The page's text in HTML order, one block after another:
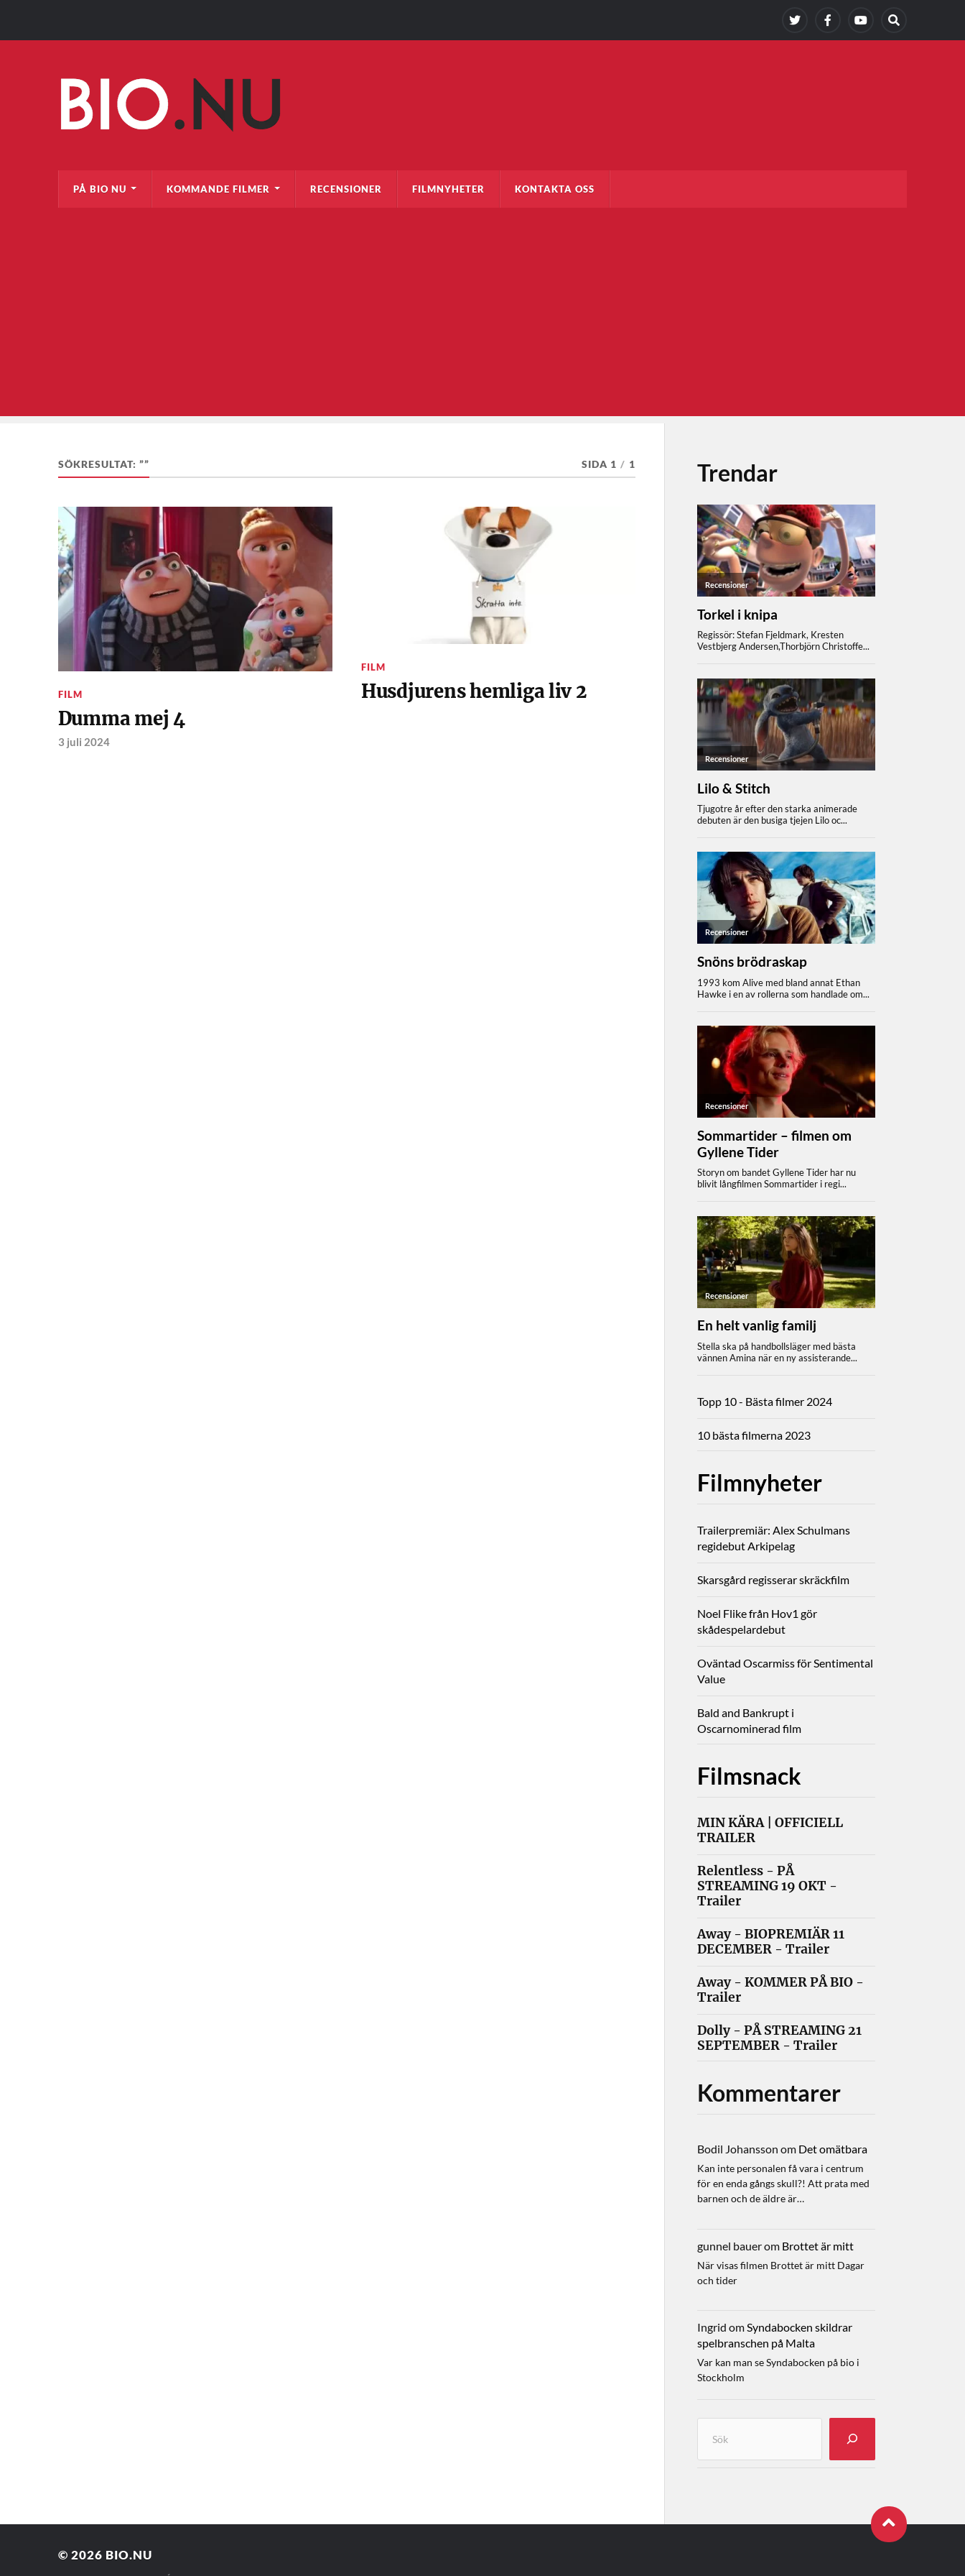
PÅ BIO NU KOMMANDE FILMER RECENSIONER FILMNYHETER KONTAKTA OSS
SÖKRESULTAT: ”” SIDA 1 / 1
FILM
Dumma mej 4
3 juli 2024
FILM
Husdjurens hemliga liv 2
Trendar
Topp 10 - Bästa filmer 2024
10 bästa filmerna 2023
Filmnyheter
Trailerpremiär: Alex Schulmans
regidebut Arkipelag
Skarsgård regisserar skräckfilm
Noel Flike från Hov1 gör
skådespelardebut
Oväntad Oscarmiss för Sentimental
Value
Bald and Bankrupt i
Oscarnominerad film
Filmsnack
MIN KÄRA | OFFICIELL
TRAILER
Relentless - PÅ
STREAMING 19 OKT -
Trailer
Away - BIOPREMIÄR 11
DECEMBER - Trailer
Away - KOMMER PÅ BIO -
Trailer
Dolly - PÅ STREAMING 21
SEPTEMBER - Trailer
Kommentarer
Bodil Johansson om Det omätbara
Kan inte personalen få vara i centrum
för en enda gångs skull?! Att prata med
barnen och de äldre är…
gunnel bauerom Brottet är mitt
När visas filmen Brottet är mitt Dagar
och tider
Ingrid omSyndabocken skildrar
spelbranschen på Malta
Var kan man se Syndabocken på bio i
Stockholm
© 2026 BIO.NU